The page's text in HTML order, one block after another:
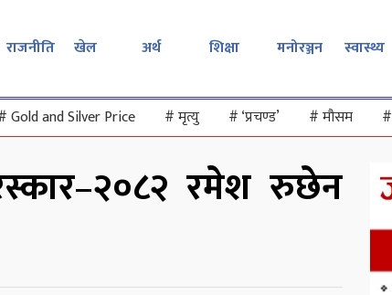
राजनीति खेल अर्थ शिक्षा मनोरञ्जन स्वास्थ्य
Gold and Silver Price #मृत्यु #‘प्रचण्ड’ #मौसम #
रमेश रुछेन